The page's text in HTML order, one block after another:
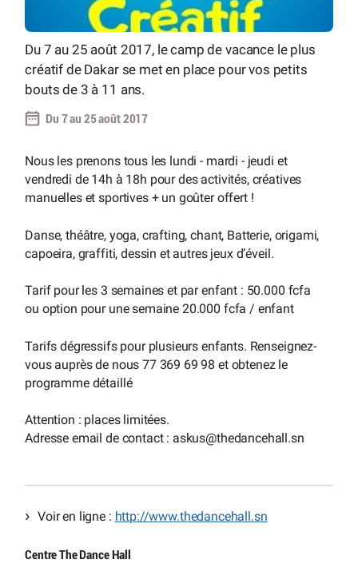
Du 7 au 25 août 2017, le camp de vacance le plus
créatif de Dakar se met en place pour vos petits
bouts de 3 à 11 ans.
Du 7 au 25 août 2017
Nous les prenons tous les lundi - mardi - jeudi et
vendredi de 14h à 18h pour des activités, créatives
manuelles et sportives + un goûter offert !
Danse, théâtre, yoga, crafting, chant, Batterie, origami,
capoeira, graffiti, dessin et autres jeux d’éveil.
Tarif pour les 3 semaines et par enfant : 50.000 fcfa
ou option pour une semaine 20.000 fcfa / enfant
Tarifs dégressifs pour plusieurs enfants. Renseignez-
vous auprès de nous 77 369 69 98 et obtenez le
programme détaillé
Attention : places limitées.
Adresse email de contact : askus@thedancehall.sn
Voir en ligne : http://www.thedancehall.sn
Centre The Dance Hall